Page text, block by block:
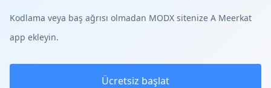
Kodlama veya baş ağrısı olmadan MODX sitenize A Meerkat
app ekleyin.
Ücretsiz başlat